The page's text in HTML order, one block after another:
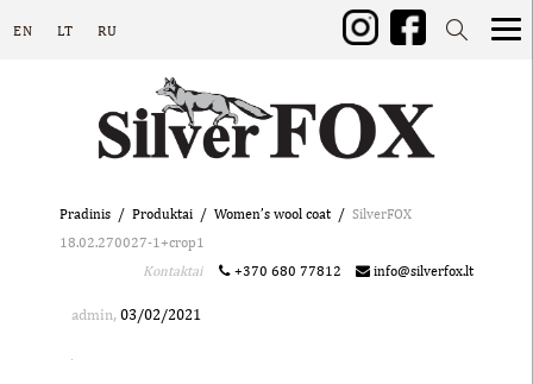
EN LT RU
Pradinis Produktai Women’s wool coat
SilverFOX
18.02.270027-1+crop1
Kontaktai
+370 680 77812 info@silverfox.lt
admin, 03/02/2021